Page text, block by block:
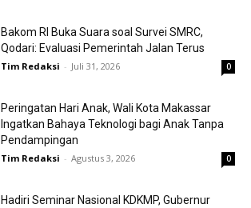
Bakom RI Buka Suara soal Survei SMRC,
Qodari: Evaluasi Pemerintah Jalan Terus
Tim Redaksi - Juli 31, 2026 0
Peringatan Hari Anak, Wali Kota Makassar
Ingatkan Bahaya Teknologi bagi Anak Tanpa
Pendampingan
Tim Redaksi - Agustus 3, 2026 0
Hadiri Seminar Nasional KDKMP, Gubernur